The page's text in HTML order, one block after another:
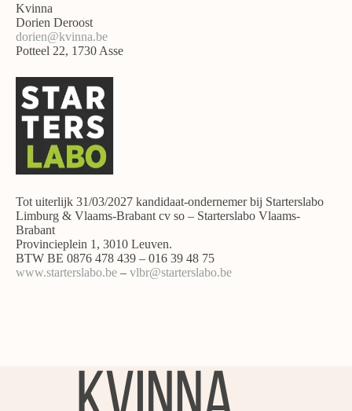
Kvinna
Dorien Deroost
dorien@kvinna.be
Potteel 22, 1730 Asse
Tot uiterlijk 31/03/2027 kandidaat-ondernemer bij Starterslabo
Limburg & Vlaams-Brabant cv so – Starterslabo Vlaams-
Brabant
Provincieplein 1, 3010 Leuven.
BTW BE 0876 478 439 – 016 39 48 75
www.starterslabo.be – vlbr@starterslabo.be